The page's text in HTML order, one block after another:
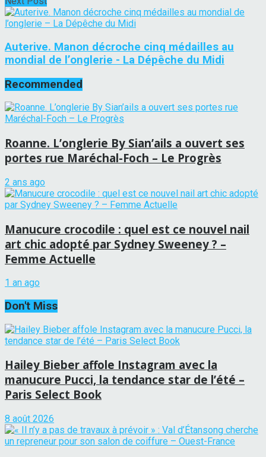
Auterive. Manon décroche cinq médailles au
mondial de l’onglerie - La Dépêche du Midi
Recommended
Roanne. L’onglerie By Sian’ails a ouvert ses
portes rue Maréchal-Foch – Le Progrès
2 ans ago
Manucure crocodile : quel est ce nouvel nail
art chic adopté par Sydney Sweeney ? –
Femme Actuelle
1 an ago
Don't Miss
Hailey Bieber affole Instagram avec la
manucure Pucci, la tendance star de l’été –
Paris Select Book
8 août 2026